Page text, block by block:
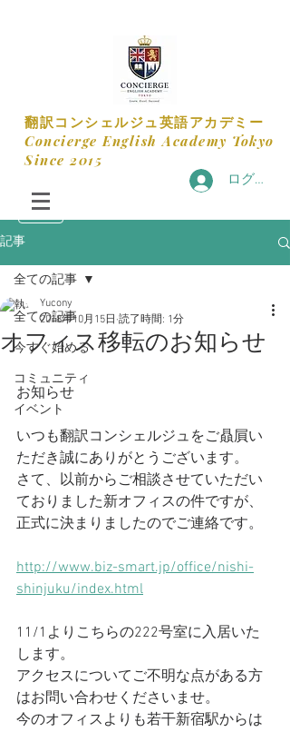
​翻訳コンシェルジュ英語アカデミー
​Concierge English Academy Tokyo
​Since 2015
ログイン
記事
全ての記事
今すぐ始める
コミュニティ
イベント
全ての記事
オフィス移転のお知らせ
Yucony
2018年10月15日 読了時間: 1分
お知らせ
いつも翻訳コンシェルジュをご贔屓い
ただき誠にありがとうございます。
さて、以前からご相談させていただい
ておりました新オフィスの件ですが、
正式に決まりましたのでご連絡です。
http://www.biz-smart.jp/office/nishi-
shinjuku/index.html
11/1よりこちらの222号室に入居いた
します。
アクセスについてご不明な点がある方
はお問い合わせくださいませ。
今のオフィスよりも若干新宿駅からは